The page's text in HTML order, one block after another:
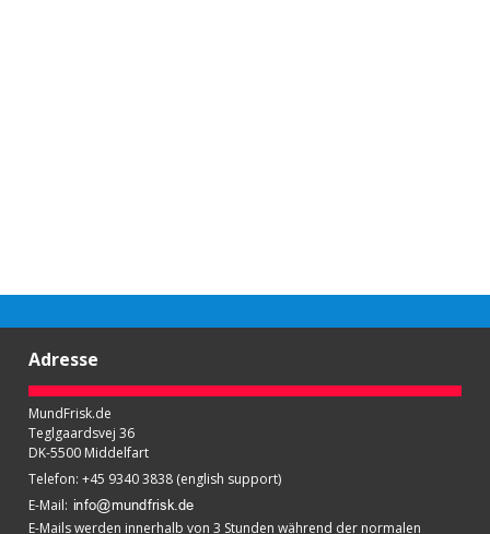
Adresse
MundFrisk.de
Teglgaardsvej 36
DK-5500 Middelfart
Telefon: +45 9340 3838 (english support)
E-Mail:
E-Mails werden innerhalb von 3 Stunden während der normalen